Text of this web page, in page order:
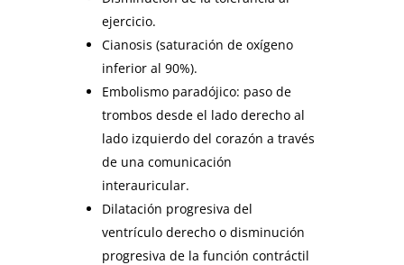
ejercicio.
Cianosis (saturación de oxígeno
inferior al 90%).
Embolismo paradójico: paso de
trombos desde el lado derecho al
lado izquierdo del corazón a través
de una comunicación
interauricular.
Dilatación progresiva del
ventrículo derecho o disminución
progresiva de la función contráctil